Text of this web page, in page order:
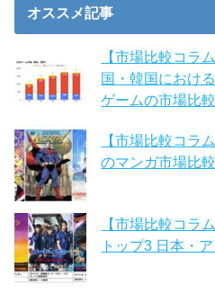
オススメ記事
【市場比較コラ
国・韓国におけ
ゲームの市場比較
【市場比較コラ
のマンガ市場比較
【市場比較コラ
トップ3 日本・